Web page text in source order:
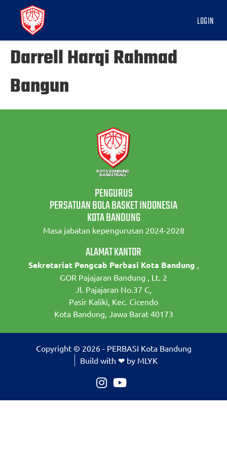
LOGIN
Darrell Harqi Rahmad
Bangun
PENGURUS
PERSATUAN BOLA BASKET INDONESIA
KOTA BANDUNG
Masa jabatan kepengurusan 2024-2028
ALAMAT KANTOR
Sekretariat Pengcab Perbasi Kota Bandung ,
GOR Pajajaran Bandung , Lt. 2
Jl. Pajajaran No.37 C,
Pasir Kaliki, Kec. Cicendo
Kota Bandung, Jawa Barat 40173
Copyright © 2026 - PERBASI Kota Bandung
Build with ❤ by MLYK